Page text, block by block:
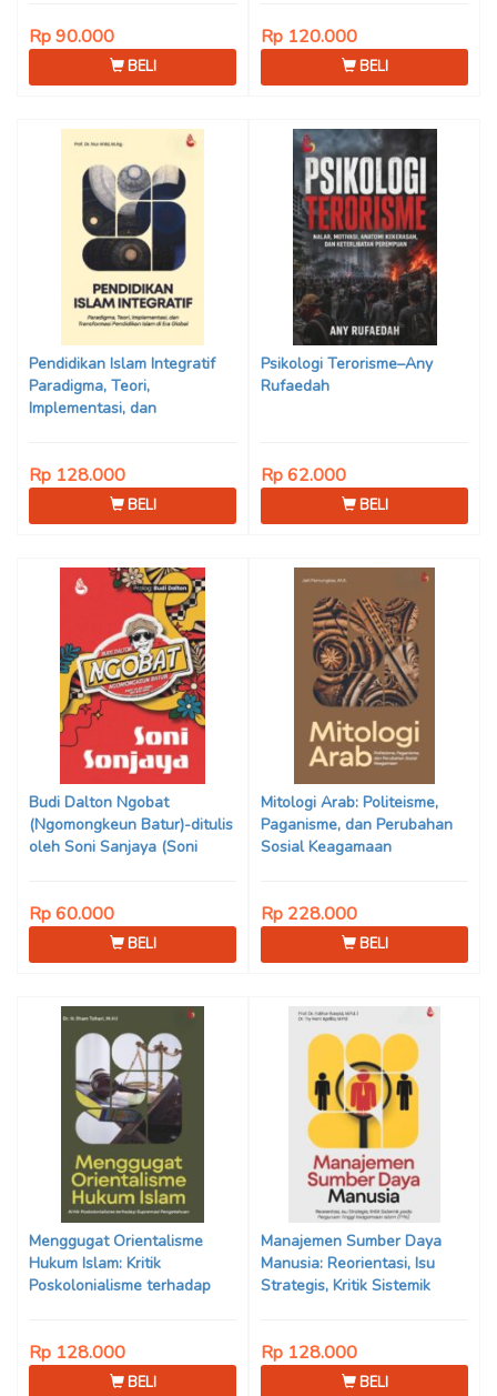
Rp 90.000
BELI
Rp 120.000
BELI
Pendidikan Islam Integratif
Paradigma, Teori,
Implementasi, dan
Rp 128.000
BELI
Psikologi Terorisme–Any
Rufaedah
Rp 62.000
BELI
Budi Dalton Ngobat
(Ngomongkeun Batur)-ditulis
oleh Soni Sanjaya (Soni
Rp 60.000
BELI
Mitologi Arab: Politeisme,
Paganisme, dan Perubahan
Sosial Keagamaan
Rp 228.000
BELI
Menggugat Orientalisme
Hukum Islam: Kritik
Poskolonialisme terhadap
Rp 128.000
BELI
Manajemen Sumber Daya
Manusia: Reorientasi, Isu
Strategis, Kritik Sistemik
Rp 128.000
BELI